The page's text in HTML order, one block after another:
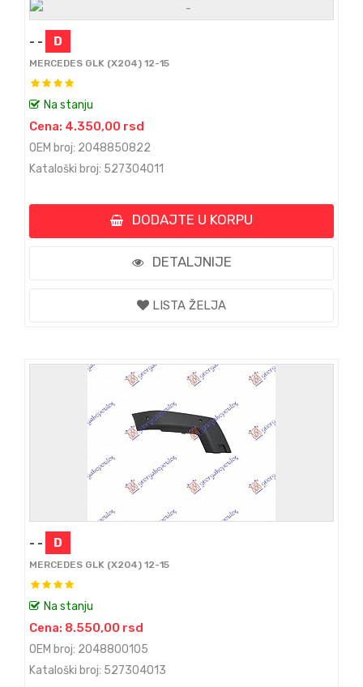
- - D
MERCEDES GLK (X204) 12-15
Na stanju
Cena: 4.350,00 rsd
OEM broj: 2048850822
Kataloški broj: 527304011
DODAJTE U KORPU
DETALJNIJE
LISTA ŽELJA
- - D
MERCEDES GLK (X204) 12-15
Na stanju
Cena: 8.550,00 rsd
OEM broj: 2048800105
Kataloški broj: 527304013